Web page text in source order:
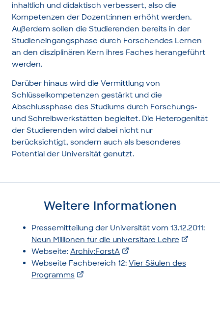
inhaltlich und didaktisch verbessert, also die
Kompetenzen der Dozent:innen erhöht werden.
Außerdem sollen die Studierenden bereits in der
Studieneingangsphase durch Forschendes Lernen
an den disziplinären Kern ihres Faches herangeführt
werden.
Darüber hinaus wird die Vermittlung von
Schlüsselkompetenzen gestärkt und die
Abschlussphase des Studiums durch Forschungs-
und Schreibwerkstätten begleitet. Die Heterogenität
der Studierenden wird dabei nicht nur
berücksichtigt, sondern auch als besonderes
Potential der Universität genutzt.
Weitere Informationen
Pressemitteilung der Universität vom 13.12.2011:
Neun Millionen für die universitäre Lehre
Webseite: Archiv:ForstA
Webseite Fachbereich 12: Vier Säulen des
Programms